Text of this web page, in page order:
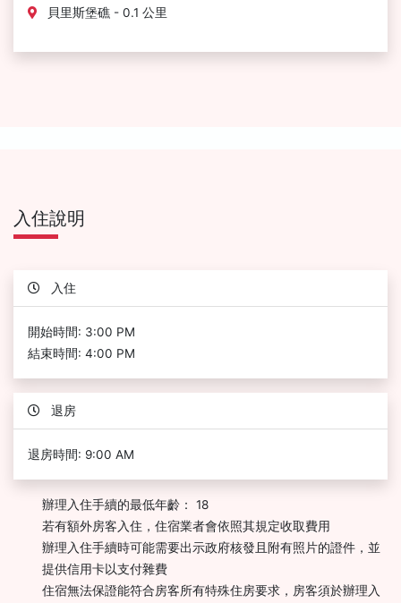
貝里斯堡礁 - 0.1 公里
入住說明
入住
開始時間: 3:00 PM
結束時間: 4:00 PM
退房
退房時間: 9:00 AM
辦理入住手續的最低年齡： 18
若有額外房客入住，住宿業者會依照其規定收取費用
辦理入住手續時可能需要出示政府核發且附有照片的證件，並
提供信用卡以支付雜費
住宿無法保證能符合房客所有特殊住房要求，房客須於辦理入